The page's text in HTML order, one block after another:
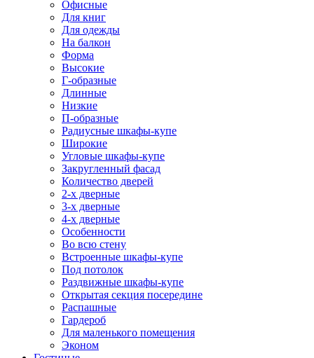
Офисные
Для книг
Для одежды
На балкон
Форма
Высокие
Г-образные
Длинные
Низкие
П-образные
Радиусные шкафы-купе
Широкие
Угловые шкафы-купе
Закругленный фасад
Количество дверей
2-х дверные
3-х дверные
4-х дверные
Особенности
Во всю стену
Встроенные шкафы-купе
Под потолок
Раздвижные шкафы-купе
Открытая секция посередине
Распашные
Гардероб
Для маленького помещения
Эконом